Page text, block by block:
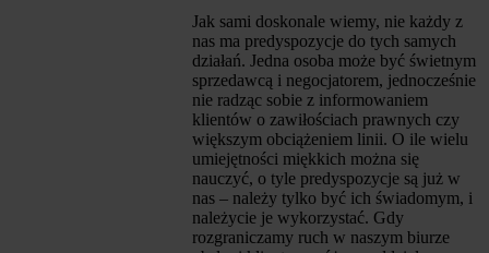
Jak sami doskonale wiemy, nie każdy z
nas ma predyspozycje do tych samych
działań. Jedna osoba może być świetnym
sprzedawcą i negocjatorem, jednocześnie
nie radząc sobie z informowaniem
klientów o zawiłościach prawnych czy
większym obciążeniem linii. O ile wielu
umiejętności miękkich można się
nauczyć, o tyle predyspozycje są już w
nas – należy tylko być ich świadomym, i
należycie je wykorzystać. Gdy
rozgraniczamy ruch w naszym biurze